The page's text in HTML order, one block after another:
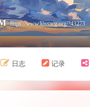
https://www.kissacg.org/?43273
日志 记录